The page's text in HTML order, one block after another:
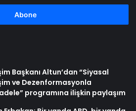
Başkanı Altun’dan “Siyasal
ve Dezenformasyonla
programına ilişkin paylaşım